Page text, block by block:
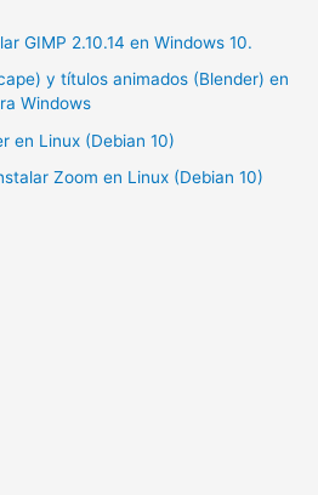
GIMP 2.10.14 en Windows 10.
y títulos animados (Blender) en
Windows
en Linux (Debian 10)
Zoom en Linux (Debian 10)